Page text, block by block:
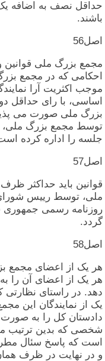
حداقل‏ نصف‏ به‏ اضافه‏ یک‏
باشند.
اصل‏56
مجمع بزرگ‏ ملی‏ قوانین‏
احکامی‏ که‏ در مجمع
موجب‏ اکثریت‏ آرا
اساسی‏، با رای‏ حداقل‏
بزرگ‏ ملی‏ صورت‏ می‏
توسط مجمع بزرگ‏ ملی‏،
جلسه‏ را اداره‏ کرده‏
اصل‏57
قوانین‏ باید حداکثر
ملی‏، توسط رییس‏
روزنامه‏ رسمی‏ جمهوری‏
گردد.
اصل‏58
هر یک‏ از اعضای‏ مجمع
هر یک‏ از اعضای‏ آن‏ را
دهد. در راستای‏
یک‏ از نمایندگان‏ این‏
دادستان‏ کل‏ را به‏ صورت‏
شخصی‏ که‏ بدین‏ ترتیب‏
است‏ که‏ پاسخ‏ سئال‏
و در نهایت‏ در ظرف‏